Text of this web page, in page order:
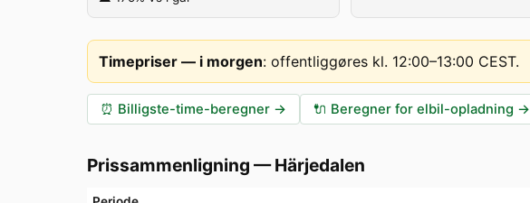
Timepriser — i morgen: offentliggøres kl. 12:00–13:00 CEST.
⏰ Billigste-time-beregner → 🔌 Beregner for elbil-opladning →
Prissammenligning —Härjedalen